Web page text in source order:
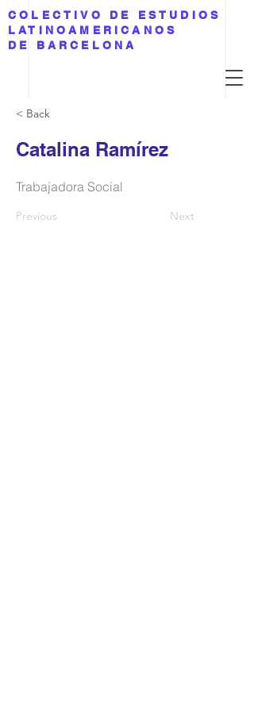
COLECTIVO DE ESTUDIOS
LATINOAMERICANOS
DE BARCELONA
< Back
Catalina Ramírez
Trabajadora Social
Previous Next